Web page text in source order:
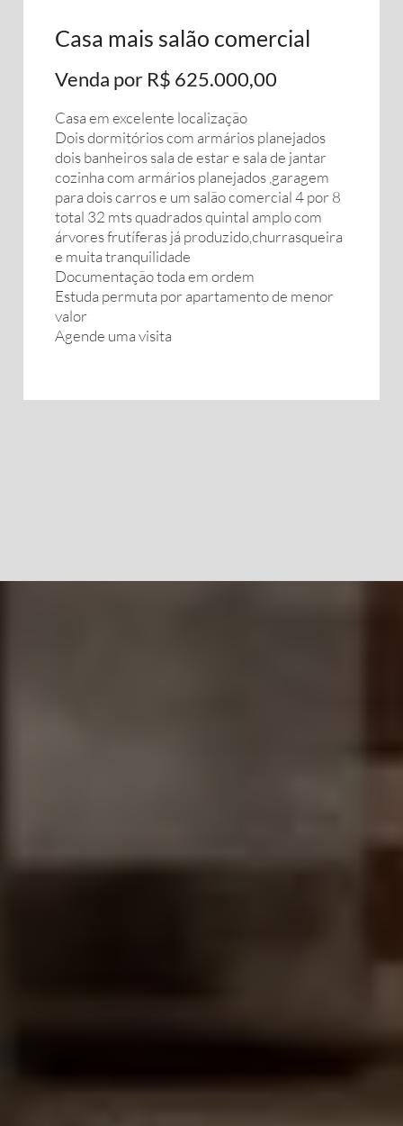
Casa mais salão comercial
Venda por R$ 625.000,00
Casa em excelente localização
Dois dormitórios com armários planejados
dois banheiros sala de estar e sala de jantar
cozinha com armários planejados ,garagem
para dois carros e um salão comercial 4 por 8
total 32 mts quadrados quintal amplo com
árvores frutíferas já produzido,churrasqueira
e muita tranquilidade
Documentação toda em ordem
Estuda permuta por apartamento de menor
valor
Agende uma visita